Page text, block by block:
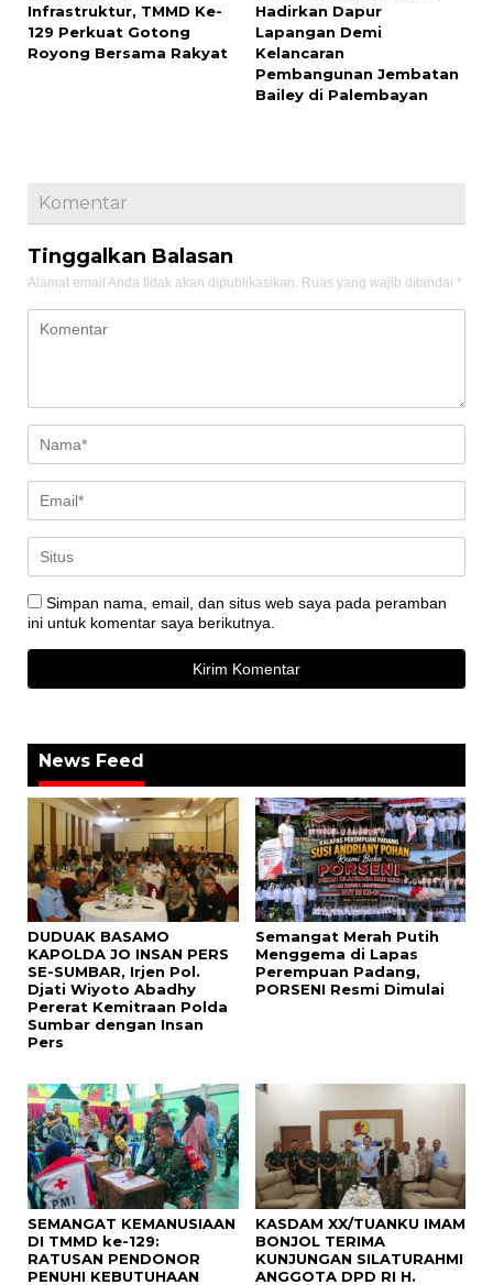
Infrastruktur, TMMD Ke-
129 Perkuat Gotong
Royong Bersama Rakyat
Hadirkan Dapur
Lapangan Demi
Kelancaran
Pembangunan Jembatan
Bailey di Palembayan
Komentar
Tinggalkan Balasan
Alamat email Anda tidak akan dipublikasikan. Ruas yang wajib ditandai *
Simpan nama, email, dan situs web saya pada peramban
ini untuk komentar saya berikutnya.
News Feed
DUDUAK BASAMO
KAPOLDA JO INSAN PERS
SE-SUMBAR, Irjen Pol.
Djati Wiyoto Abadhy
Pererat Kemitraan Polda
Sumbar dengan Insan
Pers
Semangat Merah Putih
Menggema di Lapas
Perempuan Padang,
PORSENI Resmi Dimulai
SEMANGAT KEMANUSIAAN
DI TMMD ke-129:
RATUSAN PENDONOR
PENUHI KEBUTUHAAN
KASDAM XX/TUANKU IMAM
BONJOL TERIMA
KUNJUNGAN SILATURAHMI
ANGGOTA DPD RI H.